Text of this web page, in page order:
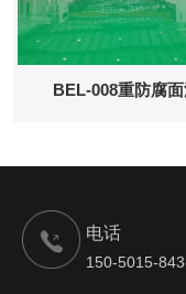
BEL-008重防腐
电话
150-5015-